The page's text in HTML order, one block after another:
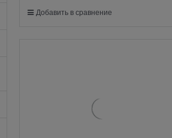
Добавить в сравнение